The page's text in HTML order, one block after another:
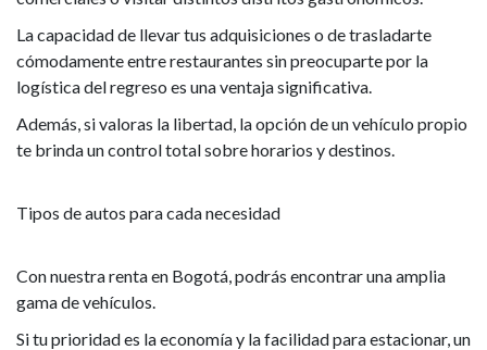
La capacidad de llevar tus adquisiciones o de trasladarte
cómodamente entre restaurantes sin preocuparte por la
logística del regreso es una ventaja significativa.
Además, si valoras la libertad, la opción de un vehículo propio
te brinda un control total sobre horarios y destinos.
Tipos de autos para cada necesidad
Con nuestra renta en Bogotá, podrás encontrar una amplia
gama de vehículos.
Si tu prioridad es la economía y la facilidad para estacionar, un